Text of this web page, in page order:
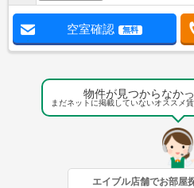
空室確認 無料
物件が見つからなか
まだネットに掲載していないオススメ
エイブル店舗でお部屋